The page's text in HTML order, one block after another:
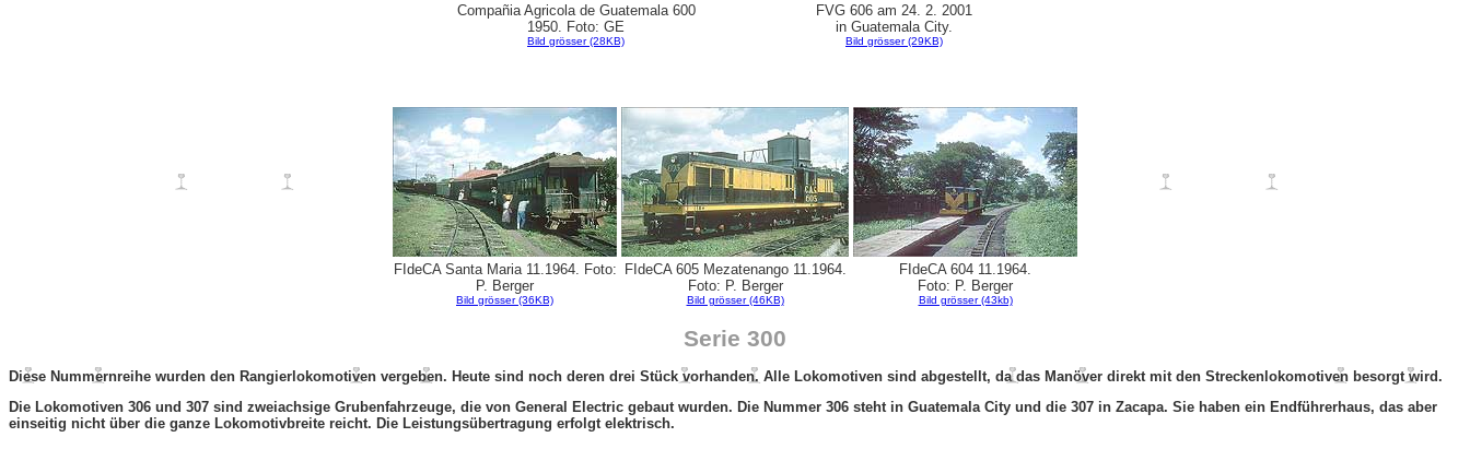
Compañia Agricola de Guatemala 600
1950. Foto: GE
Bild grösser (28KB)
FVG 606 am 24. 2. 2001
in Guatemala City.
Bild grösser (29KB)
FIdeCA Santa Maria 11.1964. Foto:
P. Berger
Bild grösser (36KB)
FIdeCA 605 Mezatenango 11.1964.
Foto: P. Berger
Bild grösser (46KB)
FIdeCA 604 11.1964.
Foto: P. Berger
Bild grösser (43kb)
Serie 300
Diese Nummernreihe wurden den Rangierlokomotiven vergeben. Heute sind noch deren drei Stück vorhanden. Alle Lokomotiven sind abgestellt, da das Manöver direkt mit den Streckenlokomotiven besorgt wird.
Die Lokomotiven 306 und 307 sind zweiachsige Grubenfahrzeuge, die von General Electric gebaut wurden. Die Nummer 306 steht in Guatemala City und die 307 in Zacapa. Sie haben ein Endführerhaus, das aber
einseitig nicht über die ganze Lokomotivbreite reicht. Die Leistungsübertragung erfolgt elektrisch.